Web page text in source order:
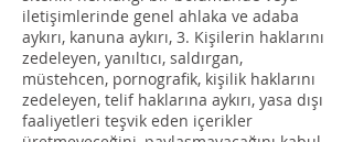
iletişimlerinde genel ahlaka ve adaba
aykırı, kanuna aykırı, 3. Kişilerin haklarını
zedeleyen, yanıltıcı, saldırgan,
müstehcen, pornografik, kişilik haklarını
zedeleyen, telif haklarına aykırı, yasa dışı
faaliyetleri teşvik eden içerikler